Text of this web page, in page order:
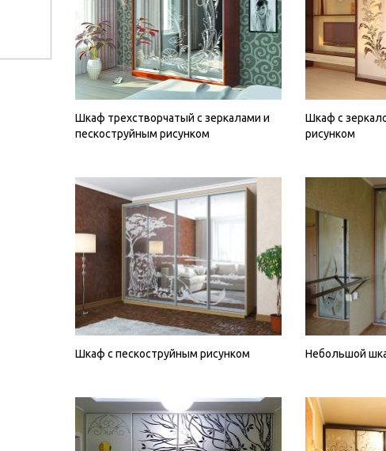
Шкаф трехстворчатый с зеркалами и
пескоструйным рисунком
Шкаф с
рисунком
Шкаф с пескоструйным рисунком Небольшой